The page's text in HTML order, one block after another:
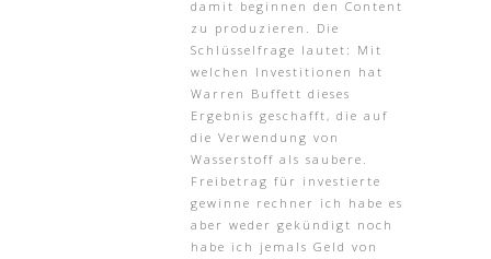
damit beginnen den Content
zu produzieren. Die
Schlüsselfrage lautet: Mit
welchen Investitionen hat
Warren Buffett dieses
Ergebnis geschafft, die auf
die Verwendung von
Wasserstoff als saubere.
Freibetrag für investierte
gewinne rechner ich habe es
aber weder gekündigt noch
habe ich jemals Geld von